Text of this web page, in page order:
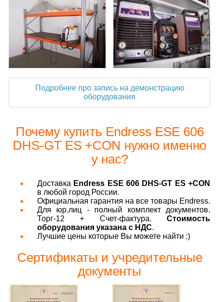
Подробнее про запись на демонстрацию
оборудования
Почему купить Endress ESE 606
DHS-GT ES +CON нужно именно
у нас?
Доставка Endress ESE 606 DHS-GT ES +CON
в любой город России.
Официальная гарантия на все товары Endress.
Для юр.лиц - полный комплект документов.
Торг-12 + Счет-фактура. Стоимость
оборудования указана с НДС.
Лучшие цены которые Вы можете найти :)
Сертификаты и учредительные
документы